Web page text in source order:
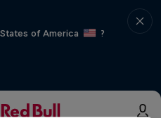
of America
?